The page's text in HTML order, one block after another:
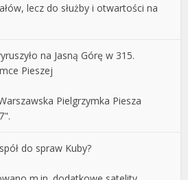
lecz do służby i otwartości na
na Jasną Górę w 315.
Pieszej
Pielgrzymka Piesza
do spraw Kuby?